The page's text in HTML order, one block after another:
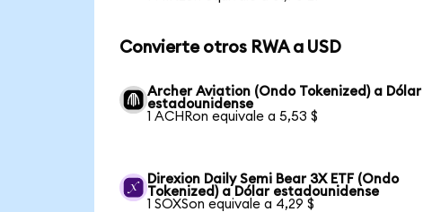
Convierte otros RWA a USD
Archer Aviation (Ondo Tokenized) a Dólar
estadounidense
1 ACHRon equivale a 5,53 $
Direxion Daily Semi Bear 3X ETF (Ondo
Tokenized) a Dólar estadounidense
1 SOXSon equivale a 4,29 $